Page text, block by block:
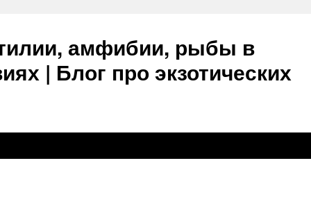
амфибии, рыбы в
| Блог про экзотических